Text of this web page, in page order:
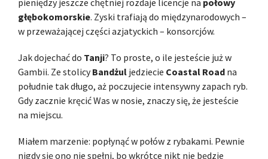
pieniędzy jeszcze chętniej rozdaje licencje na połowy
głębokomorskie. Zyski trafiają do międzynarodowych –
w przeważającej części azjatyckich – konsorcjów.
Jak dojechać do Tanji? To proste, o ile jesteście już w
Gambii. Ze stolicyBandżul jedziecie Coastal Road na
południe tak długo, aż poczujecie intensywny zapach ryb.
Gdy zacznie kręcić Was w nosie, znaczy się, że jesteście
na miejscu.
Miałem marzenie: popłynąć w połów z rybakami. Pewnie
nigdy się ono nie spełni, bo wkrótce nikt nie będzie